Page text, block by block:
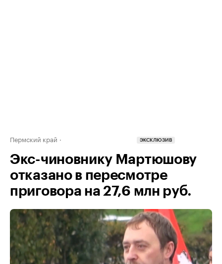
Пермский край ЭКСКЛЮЗИВ
Экс-чиновнику Мартюшову
отказано в пересмотре
приговора на 27,6 млн руб.